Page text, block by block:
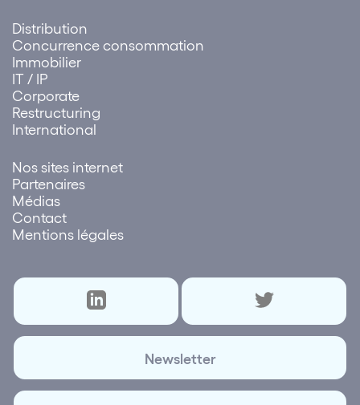
Distribution
Concurrence consommation
Immobilier
IT / IP
Corporate
Restructuring
International
Nos sites internet
Partenaires
Médias
Contact
Mentions légales
Newsletter